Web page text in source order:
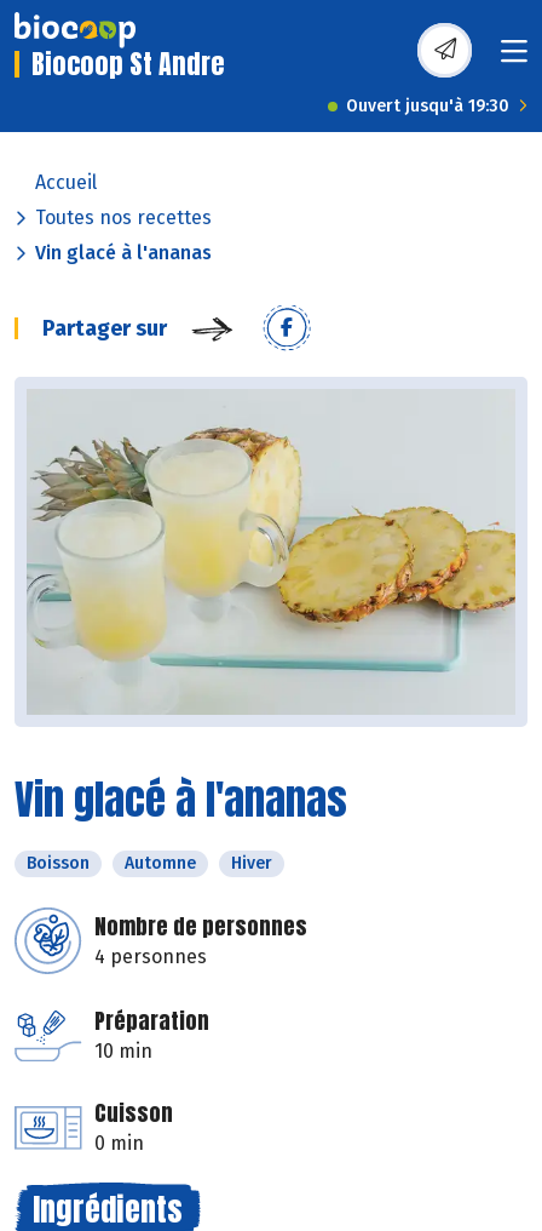
Biocoop St Andre
Ouvert jusqu'à 19:30
Accueil
Toutes nos recettes
Vin glacé à l'ananas
Partager sur
Vin glacé à l'ananas
Boisson Automne Hiver
Nombre de personnes
4 personnes
Préparation
10 min
Cuisson
0 min
Ingrédients